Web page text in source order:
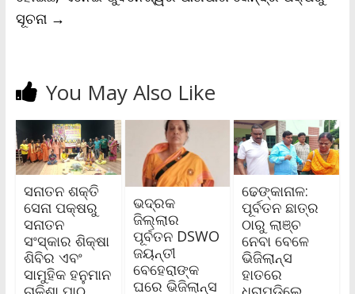
ସୂଚନା →
You May Also Like
ସନାତନ ଶକ୍ତି
ସେନା ପକ୍ଷରୁ
ସନାତନ
ସଂସ୍କାର ଶିକ୍ଷା
ଶିବିର ଏବଂ
ସାମୁହିକ ହନୁମାନ
ଭଦ୍ରକ
ଜିଲ୍ଲାର
ପୂର୍ବତନ DSWO
ଜୟନ୍ତୀ
ବେହେରାଙ୍କ
ଘରେ ଭିଜିଲାନ୍ସ
ଢେଙ୍କାନାଳ:
ପୂର୍ବତନ ଛାତ୍ର
ଠାରୁ ଲାଞ୍ଚ
ନେବା ବେଳେ
ଭିଜିଲାନ୍ସ
ହାତରେ